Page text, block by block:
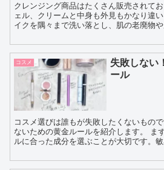
クレンジング商品はたくさん販売されて
ェル、クリームと中身も外見もかなり違います。 クレン
イクを隅々まで洗い落とし、肌の老廃物
コスメ
失敗しない
ール
コスメ選びは誰もが失敗したくないもの
ないための黄金ルールを紹介します。 まずは自分の肌質や肌トラブ
ルに合った成分を選ぶことが大切です。